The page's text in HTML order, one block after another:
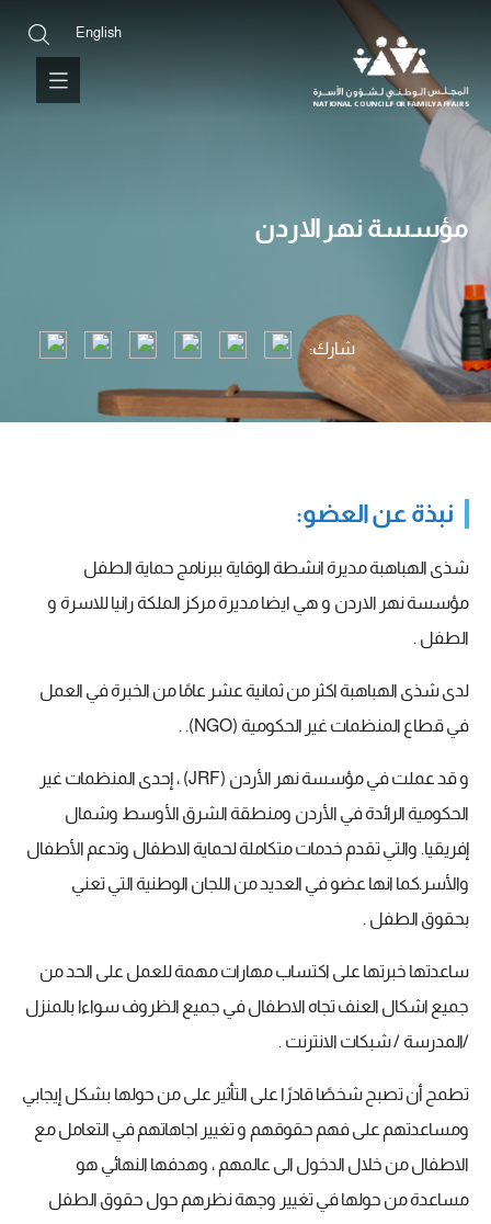
English
مؤسسة نهر الاردن
شارك:
نبذة عن العضو:
شذى الهباهبة مديرة انشطة الوقاية ببرنامج حماية الطفل
مؤسسة نهر الاردن و هي ايضا مديرة مركز الملكة رانيا للاسرة و
الطفل .
لدى شذى الهباهبة اكثر من ثمانية عشر عامًا من الخبرة في العمل
في قطاع المنظمات غير الحكومية (NGO). .
و قد عملت في مؤسسة نهر الأردن (JRF) ، إحدى المنظمات غير
الحكومية الرائدة في الأردن ومنطقة الشرق الأوسط وشمال
إفريقيا. والتي تقدم خدمات متكاملة لحماية الاطفال وتدعم الأطفال
والأسر.كما انها عضو في العديد من اللجان الوطنية التي تعني
بحقوق الطفل .
ساعدتها خبرتها على اكتساب مهارات مهمة للعمل على الحد من
جميع اشكال العنف تجاه الاطفال في جميع الظروف سواءا بالمنزل
/المدرسة / شبكات الانترنت .
تطمح أن تصبح شخصًا قادرًا على التأثير على من حولها بشكل إيجابي
ومساعدتهم على فهم حقوقهم و تغيير اجاهاتهم في التعامل مع
الاطفال من خلال الدخول الى عالمهم ، وهدفها النهائي هو
مساعدة من حولها في تغيير وجهة نظرهم حول حقوق الطفل